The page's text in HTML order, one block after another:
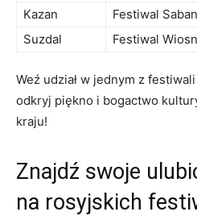
Kazan
Festiwal
Suzdal
Festiwal
Weź ⁢udział w jednym​ z
odkryj‌ piękno i bogactwo
kraju!
Znajdź swoje
‍na rosyjskich